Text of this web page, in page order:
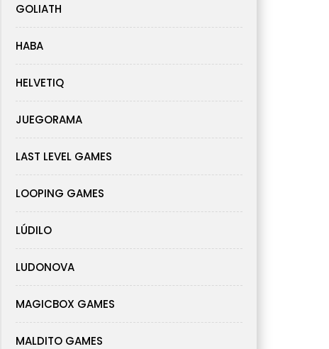
GOLIATH
HABA
HELVETIQ
JUEGORAMA
LAST LEVEL GAMES
LOOPING GAMES
LÚDILO
LUDONOVA
MAGICBOX GAMES
MALDITO GAMES